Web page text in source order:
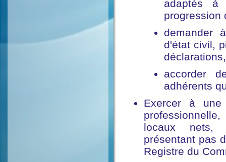
adaptés
progression
demander
d'état civil,
déclarations,
accorder
adhérents
Exercer à une
locaux nets,
présentant pas
Registre du